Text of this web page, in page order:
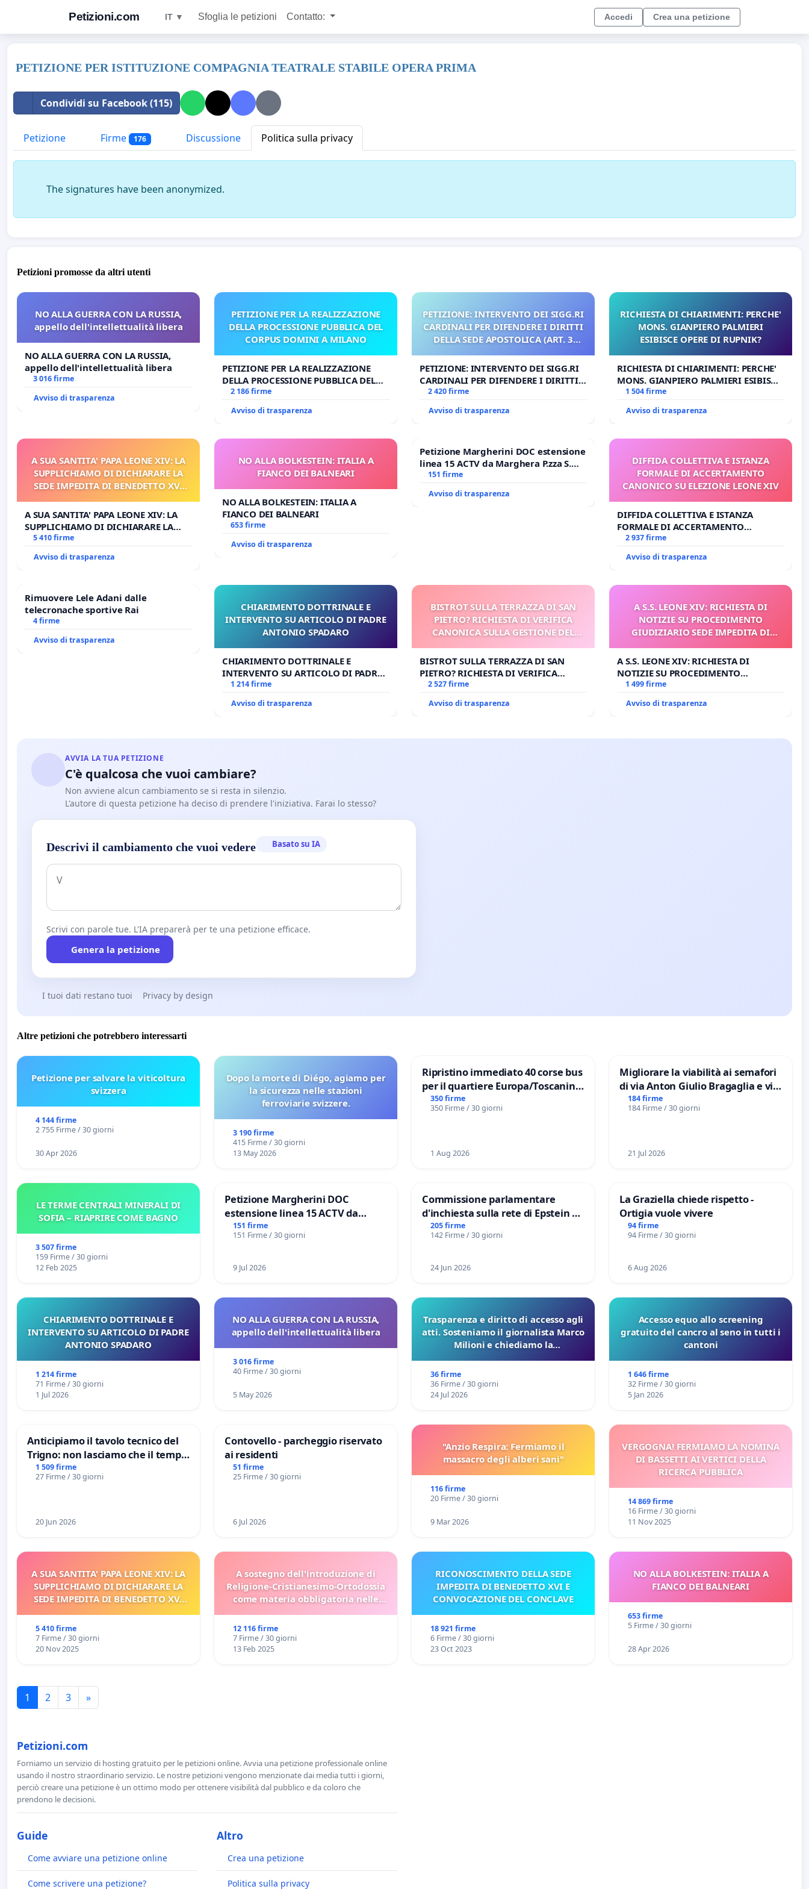
Petizioni.com IT ▼ Sfoglia le petizioni Contatto: Accedi Crea una petizione
PETIZIONE PER ISTITUZIONE COMPAGNIA TEATRALE STABILE OPERA PRIMA
Condividi su Facebook (115)
Petizione Firme 176 Discussione Politica sulla privacy
The signatures have been anonymized.
Petizioni promosse da altri utenti
NO ALLA GUERRA CON LA RUSSIA,
appello dell'intellettualità libera
NO ALLA GUERRA CON LA RUSSIA,
appello dell'intellettualità libera
3 016 firme
Avviso di trasparenza
PETIZIONE PER LA REALIZZAZIONE
DELLA PROCESSIONE PUBBLICA DEL
CORPUS DOMINI A MILANO
PETIZIONE PER LA REALIZZAZIONE
DELLA PROCESSIONE PUBBLICA DEL
CORPUS DOMINI A MILANO
2 186 firme
Avviso di trasparenza
PETIZIONE: INTERVENTO DEI SIGG.RI
CARDINALI PER DIFENDERE I DIRITTI
DELLA SEDE APOSTOLICA (ART. 3
PETIZIONE: INTERVENTO DEI SIGG.RI
CARDINALI PER DIFENDERE I DIRITTI
DELLA SEDE APOSTOLICA (ART. 3 UDG)
2 420 firme
Avviso di trasparenza
RICHIESTA DI CHIARIMENTI: PERCHE'
MONS. GIANPIERO PALMIERI
ESIBISCE OPERE DI RUPNIK?
RICHIESTA DI CHIARIMENTI: PERCHE'
MONS. GIANPIERO PALMIERI ESIBISCE
OPERE DI RUPNIK?
1 504 firme
Avviso di trasparenza
A SUA SANTITA' PAPA LEONE XIV: LA
SUPPLICHIAMO DI DICHIARARE LA
SEDE IMPEDITA DI BENEDETTO XVI
PROCESSO
A SUA SANTITA' PAPA LEONE XIV: LA
SUPPLICHIAMO DI DICHIARARE LA
SEDE IMPEDITA DI BENEDETTO XVI E/O
5 410 firme
Avviso di trasparenza
NO ALLA BOLKESTEIN: ITALIA A
FIANCO DEI BALNEARI
NO ALLA BOLKESTEIN: ITALIA A
FIANCO DEI BALNEARI
653 firme
Avviso di trasparenza
Petizione Margherini DOC estensione
linea 15 ACTV da Marghera P.zza S.
Antonio all'aeroporto Marco Polo
151 firme
Avviso di trasparenza
DIFFIDA COLLETTIVA E ISTANZA
FORMALE DI ACCERTAMENTO
CANONICO SU ELEZIONE LEONE XIV
DIFFIDA COLLETTIVA E ISTANZA
FORMALE DI ACCERTAMENTO
CANONICO SU ELEZIONE LEONE XIV
2 937 firme
Avviso di trasparenza
Rimuovere Lele Adani dalle
telecronache sportive Rai
4 firme
Avviso di trasparenza
CHIARIMENTO DOTTRINALE E
INTERVENTO SU ARTICOLO DI PADRE
ANTONIO SPADARO
CHIARIMENTO DOTTRINALE E
INTERVENTO SU ARTICOLO DI PADRE
ANTONIO SPADARO
1 214 firme
Avviso di trasparenza
BISTROT SULLA TERRAZZA DI SAN
PIETRO? RICHIESTA DI VERIFICA
CANONICA SULLA GESTIONE DEL
BISTROT SULLA TERRAZZA DI SAN
PIETRO? RICHIESTA DI VERIFICA
CANONICA SULLA GESTIONE DEL
2 527 firme
Avviso di trasparenza
A S.S. LEONE XIV: RICHIESTA DI
NOTIZIE SU PROCEDIMENTO
GIUDIZIARIO SEDE IMPEDITA DI
A S.S. LEONE XIV: RICHIESTA DI
NOTIZIE SU PROCEDIMENTO
GIUDIZIARIO SEDE IMPEDITA DI
1 499 firme
Avviso di trasparenza
AVVIA LA TUA PETIZIONE
C'è qualcosa che vuoi cambiare?
Non avviene alcun cambiamento se si resta in silenzio.
L'autore di questa petizione ha deciso di prendere l'iniziativa. Farai lo stesso?
Descrivi il cambiamento che vuoi vedere Basato su IA
Scrivi con parole tue. L'IA preparerà per te una petizione efficace.
Genera la petizione
I tuoi dati restano tuoi Privacy by design
Altre petizioni che potrebbero interessarti
Petizione per salvare la viticoltura
svizzera
4 144 firme
2 755 Firme / 30 giorni
30 Apr 2026
Dopo la morte di Diégo, agiamo per
la sicurezza nelle stazioni
ferroviarie svizzere.
3 190 firme
415 Firme / 30 giorni
13 May 2026
Ripristino immediato 40 corse bus
per il quartiere Europa/Toscanini
di Aprilia
350 firme
350 Firme / 30 giorni
1 Aug 2026
Migliorare la viabilità ai semafori
di via Anton Giulio Bragaglia e via
Tieri XV MUNICIPIO DI ROMA
184 firme
184 Firme / 30 giorni
21 Jul 2026
LE TERME CENTRALI MINERALI DI
SOFIA – RIAPRIRE COME BAGNO
3 507 firme
159 Firme / 30 giorni
12 Feb 2025
Petizione Margherini DOC
estensione linea 15 ACTV da
Marghera P.zza S. Antonio
all'aeroporto Marco Polo tariffa a
151 firme
151 Firme / 30 giorni
9 Jul 2026
Commissione parlamentare
d'inchiesta sulla rete di Epstein e
del Mossad: verità sugli Epstein
Files
205 firme
142 Firme / 30 giorni
24 Jun 2026
La Graziella chiede rispetto -
Ortigia vuole vivere
94 firme
94 Firme / 30 giorni
6 Aug 2026
CHIARIMENTO DOTTRINALE E
INTERVENTO SU ARTICOLO DI PADRE
ANTONIO SPADARO
1 214 firme
71 Firme / 30 giorni
1 Jul 2026
NO ALLA GUERRA CON LA RUSSIA,
appello dell'intellettualità libera
3 016 firme
40 Firme / 30 giorni
5 May 2026
Trasparenza e diritto di accesso agli
atti. Sosteniamo il giornalista Marco
Milioni e chiediamo la
sulla Pedemontana Veneta
36 firme
36 Firme / 30 giorni
24 Jul 2026
Accesso equo allo screening
gratuito del cancro al seno in tutti i
cantoni
1 646 firme
32 Firme / 30 giorni
5 Jan 2026
Anticipiamo il tavolo tecnico del
Trigno: non lasciamo che il tempo
rallenti le ricerche di Domenico
Racanati
1 509 firme
27 Firme / 30 giorni
20 Jun 2026
Contovello - parcheggio riservato
ai residenti
51 firme
25 Firme / 30 giorni
6 Jul 2026
"Anzio Respira: Fermiamo il
massacro degli alberi sani"
116 firme
20 Firme / 30 giorni
9 Mar 2026
VERGOGNA! FERMIAMO LA NOMINA
DI BASSETTI AI VERTICI DELLA
RICERCA PUBBLICA
14 869 firme
16 Firme / 30 giorni
11 Nov 2025
A SUA SANTITA' PAPA LEONE XIV: LA
SUPPLICHIAMO DI DICHIARARE LA
SEDE IMPEDITA DI BENEDETTO XVI
5 410 firme
7 Firme / 30 giorni
20 Nov 2025
A sostegno dell'introduzione di
Religione-Cristianesimo-Ortodossia
come materia obbligatoria nelle
12 116 firme
7 Firme / 30 giorni
13 Feb 2025
RICONOSCIMENTO DELLA SEDE
IMPEDITA DI BENEDETTO XVI E
CONVOCAZIONE DEL CONCLAVE
18 921 firme
6 Firme / 30 giorni
23 Oct 2023
NO ALLA BOLKESTEIN: ITALIA A
FIANCO DEI BALNEARI
653 firme
5 Firme / 30 giorni
28 Apr 2026
1 2 3 »
Petizioni.com
Forniamo un servizio di hosting gratuito per le petizioni online. Avvia una petizione professionale online
usando il nostro straordinario servizio. Le nostre petizioni vengono menzionate dai media tutti i giorni,
perciò creare una petizione è un ottimo modo per ottenere visibilità dal pubblico e da coloro che
prendono le decisioni.
Guide
Come avviare una petizione online
Come scrivere una petizione?
Altro
Crea una petizione
Politica sulla privacy